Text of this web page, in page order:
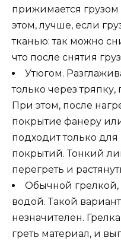
прижимается
этом, лучше, если
тканью: так можно
что после снятия
Утюгом.
только через
При этом, после
покрытие фанеру
подходит только для
покрытий. Тонкий
перегреть и
Обычной грелкой,
водой. Такой
незначителен.
греть материал, и